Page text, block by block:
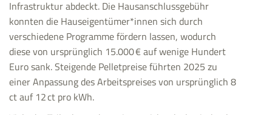
Infrastruktur abdeckt. Die Hausanschlussgebühr
konnten die Hauseigentümer*innen sich durch
verschiedene Programme fördern lassen, wodurch
diese von ursprünglich 15.000 € auf wenige Hundert
Euro sank. Steigende Pelletpreise führten 2025 zu
einer Anpassung des Arbeitspreises von ursprünglich 8
ct auf 12 ct pro kWh.